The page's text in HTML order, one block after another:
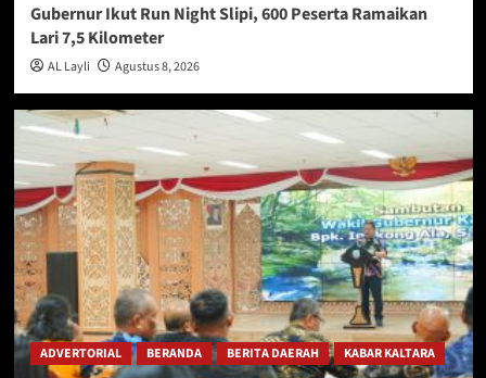
Gubernur Ikut Run Night Slipi, 600 Peserta Ramaikan
Lari 7,5 Kilometer
AL Layli Agustus 8, 2026
ADVERTORIAL BERANDA BERITA DAERAH KABAR KALTARA